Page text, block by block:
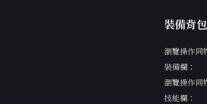
裝備背包
瀏覽操作同
裝備欄：
瀏覽操作同
技能欄：